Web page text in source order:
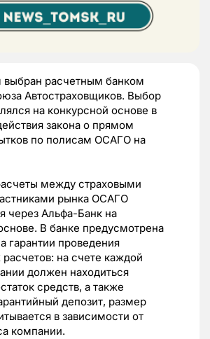
расчетным банком
Автостраховщиков. Выбор
на конкурсной основе в
закона о прямом
по полисам ОСАГО на
между страховыми
рынка ОСАГО
через Альфа-Банк на
В банке предусмотрена
гарантии проведения
на счете каждой
должен находиться
средств, а также
депозит, размер
в зависимости от
компании.